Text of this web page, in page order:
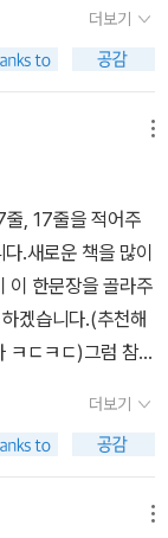
유가 있다. 소재와
퇴창으로 들여다
유한 단어와는 전혀
다닌 요리학교의
토랑에 관련된 비
사람에게도 좋은
없이는 지켜나가
고통에 대한 분노
어 나가야하는 더
사랑은 오래 지속
생명권에 관심이
크 기로워드 지음
영화의 그것에 가
. 이 책은, 10대 시
았다. 중세와 근
자인 김혜리와 22
어서 냈어요. 아무
없지만, 영화와 상
가 정영목 등등의
보고 싶어서 샀는
. 생각해보니, 제
역가가 정영목이었
터뷰 중에 정영목
표를 전혀 쓰지 않
->영어->한국어)
냄새를 많이 풍기
연수는 김연수 스
숨기려고 하는 것
면 알만한 유명 인
,요모조모 읽는 재
읽으면서 문학평
카>를 질렀다.평
가들이 해당 작품
이 없으면 안된다
힘을 믿어주는 평
한다.받아보고 능
몰려들긴 했지만,
없었던 걸로 위안
리 미안할까? 라
아해가 저자의 마
났다.이 책 덕분에
활성화되어 지갑
간다.오늘 아침까
더보기
, 17줄을 적어주
.새로운 책을 많이
이 한문장을 골라주
겠습니다.(추천해
ㅋㄷㅋㄷ)그럼 참가
리는 서로를 위해
락방님 - 심플플랜
을 믿었다. 어느
없네요. ㅎㅎ 새
더보기